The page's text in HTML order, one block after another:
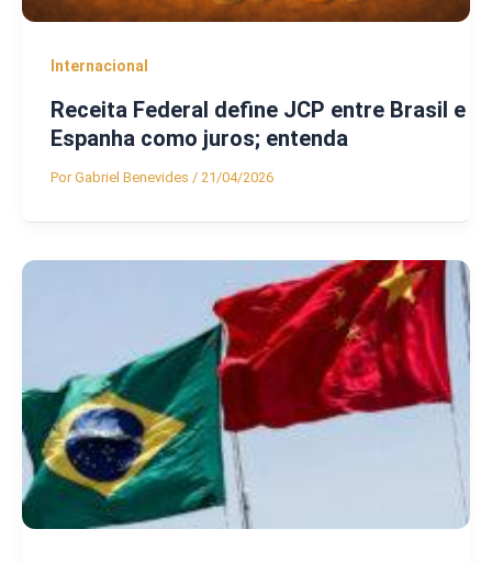
Internacional
Receita Federal define JCP entre Brasil e
Espanha como juros; entenda
PorGabriel Benevides / 21/04/2026